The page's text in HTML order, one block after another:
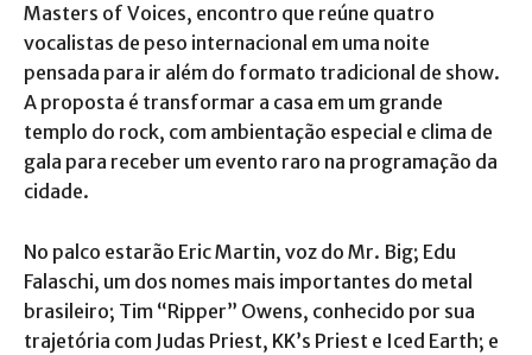
Masters of Voices, encontro que reúne quatro
vocalistas de peso internacional em uma noite
pensada para ir além do formato tradicional de show.
A proposta é transformar a casa em um grande
templo do rock, com ambientação especial e clima de
gala para receber um evento raro na programação da
cidade.
No palco estarão Eric Martin, voz do Mr. Big; Edu
Falaschi, um dos nomes mais importantes do metal
brasileiro; Tim “Ripper” Owens, conhecido por sua
trajetória com Judas Priest, KK’s Priest e Iced Earth; e